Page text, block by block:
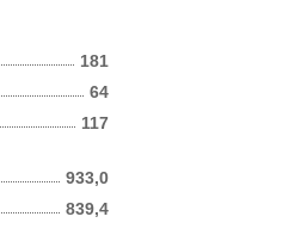
181
117
64
933,0
839,4